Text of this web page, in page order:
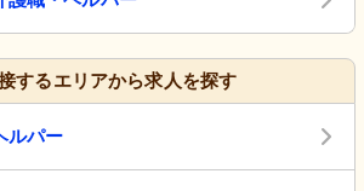
するエリアから求人を探す
ルパー